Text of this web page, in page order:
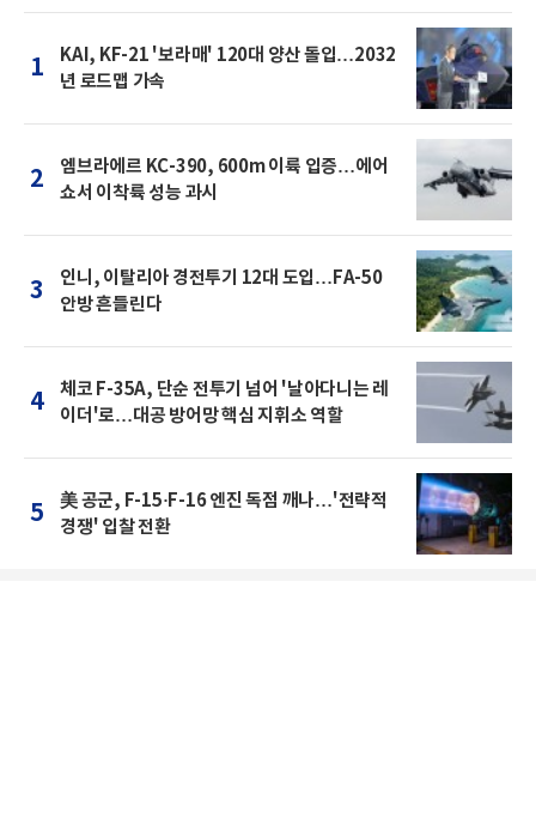
1
KAI, KF-21 '보라매' 120대 양산 돌입…2032
년 로드맵 가속
2
엠브라에르 KC-390, 600m 이륙 입증…에어
쇼서 이착륙 성능 과시
3
인니, 이탈리아 경전투기 12대 도입…FA-50
안방 흔들린다
4
체코 F-35A, 단순 전투기 넘어 '날아다니는 레
이더'로…대공 방어망 핵심 지휘소 역할
5
美 공군, F-15·F-16 엔진 독점 깨나…'전략적
경쟁' 입찰 전환